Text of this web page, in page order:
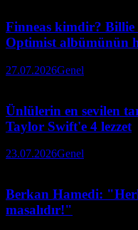
Finneas kimdir? Billie
Optimist albümünün
27.07.2026Genel
Ünlülerin en sevilen
Taylor Swift'e 4 lezzet
23.07.2026Genel
Berkan Hamedi:
masalıdır!"